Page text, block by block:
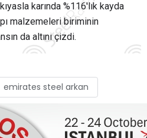
karında %116'lık kayda
malzemeleri biriminin
da altını çizdi.
emirates steel arkan